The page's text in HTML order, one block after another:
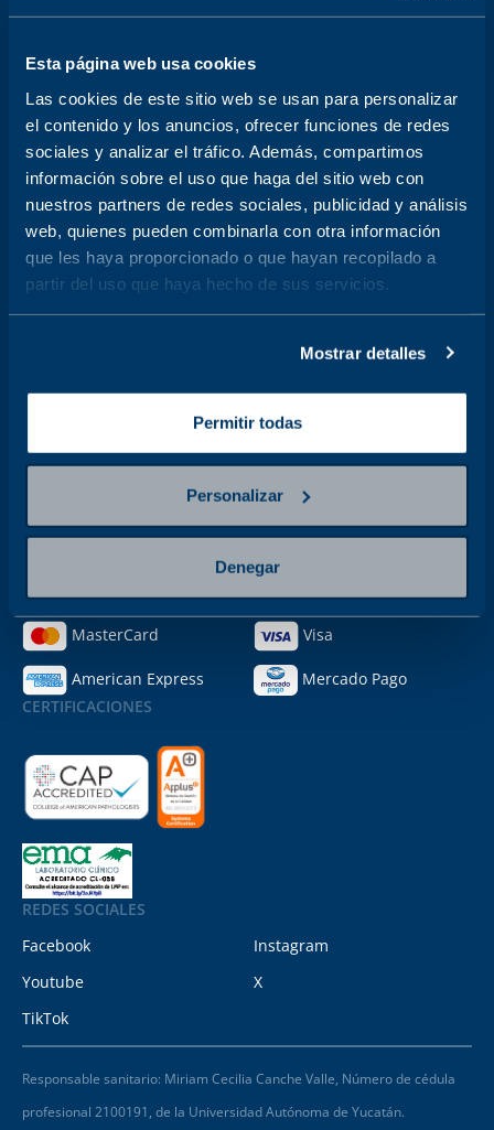
Esta página web usa cookies
Las cookies de este sitio web se usan para personalizar
el contenido y los anuncios, ofrecer funciones de redes
sociales y analizar el tráfico. Además, compartimos
información sobre el uso que haga del sitio web con
nuestros partners de redes sociales, publicidad y análisis
web, quienes pueden combinarla con otra información
que les haya proporcionado o que hayan recopilado a
partir del uso que haya hecho de sus servicios.
Mostrar detalles
Permitir todas
Personalizar
Denegar
Buzón de contacto
Sobre nosotros
PRODUCTOS Y SERVICIOS
Check-Ups y Perfiles
Salud Mujer
Salud Hombre
Análisis Clínicos
Resonancia Magnética
Tomografía
Ultrasonido
Cardiología
Rayos X
Más buscados
Todos
LEGALES
Términos de servicio
Límites de decisión clínica
Resultados
Facturación
Preguntas frecuentes
MÉTODOS DE PAGO
MasterCard
Visa
American Express
Mercado Pago
CERTIFICACIONES
REDES SOCIALES
Facebook
Instagram
Youtube
X
TikTok
Responsable sanitario: Miriam Cecilia Canche Valle, Número de cédula
profesional 2100191, de la Universidad Autónoma de Yucatán.